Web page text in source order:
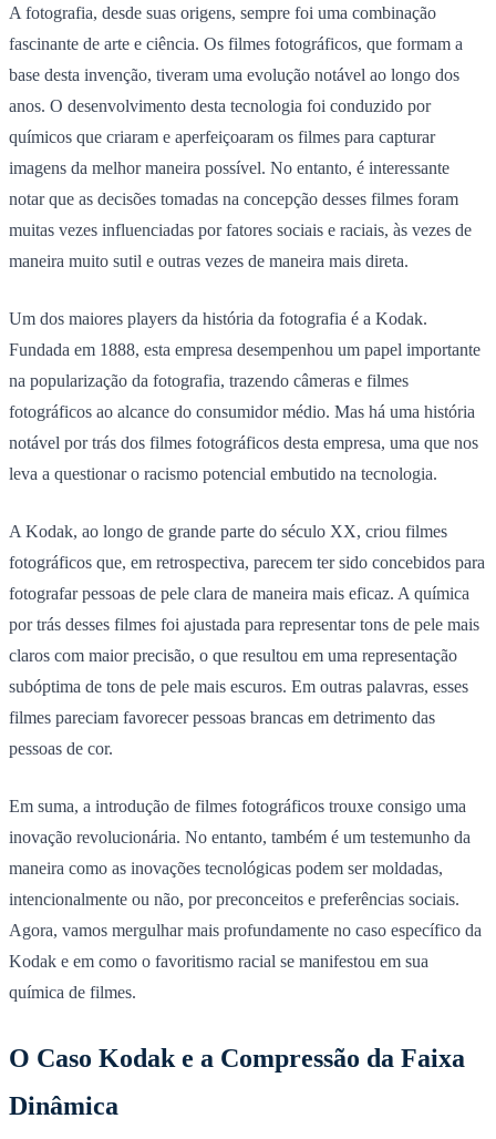
A fotografia, desde suas origens, sempre foi uma combinação
fascinante de arte e ciência. Os filmes fotográficos, que formam a
base desta invenção, tiveram uma evolução notável ao longo dos
anos. O desenvolvimento desta tecnologia foi conduzido por
químicos que criaram e aperfeiçoaram os filmes para capturar
imagens da melhor maneira possível. No entanto, é interessante
notar que as decisões tomadas na concepção desses filmes foram
muitas vezes influenciadas por fatores sociais e raciais, às vezes de
maneira muito sutil e outras vezes de maneira mais direta.
Um dos maiores players da história da fotografia é a Kodak.
Fundada em 1888, esta empresa desempenhou um papel importante
na popularização da fotografia, trazendo câmeras e filmes
fotográficos ao alcance do consumidor médio. Mas há uma história
notável por trás dos filmes fotográficos desta empresa, uma que nos
leva a questionar o racismo potencial embutido na tecnologia.
A Kodak, ao longo de grande parte do século XX, criou filmes
fotográficos que, em retrospectiva, parecem ter sido concebidos para
fotografar pessoas de pele clara de maneira mais eficaz. A química
por trás desses filmes foi ajustada para representar tons de pele mais
claros com maior precisão, o que resultou em uma representação
subóptima de tons de pele mais escuros. Em outras palavras, esses
filmes pareciam favorecer pessoas brancas em detrimento das
pessoas de cor.
Em suma, a introdução de filmes fotográficos trouxe consigo uma
inovação revolucionária. No entanto, também é um testemunho da
maneira como as inovações tecnológicas podem ser moldadas,
intencionalmente ou não, por preconceitos e preferências sociais.
Agora, vamos mergulhar mais profundamente no caso específico da
Kodak e em como o favoritismo racial se manifestou em sua
química de filmes.
O Caso Kodak e a Compressão da Faixa
Dinâmica